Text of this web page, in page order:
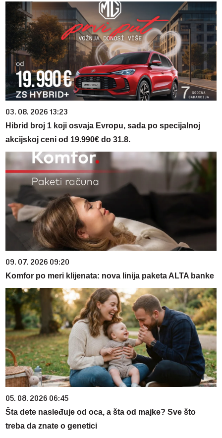
03. 08. 2026 13:23
Hibrid broj 1 koji osvaja Evropu, sada po specijalnoj
akcijskoj ceni od 19.990€ do 31.8.
09. 07. 2026 09:20
Komfor po meri klijenata: nova linija paketa ALTA banke
05. 08. 2026 06:45
Šta dete nasleđuje od oca, a šta od majke? Sve što
treba da znate o genetici